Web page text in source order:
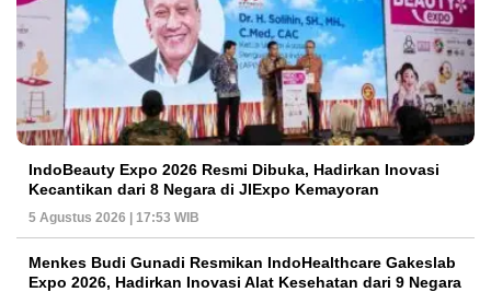
IndoBeauty Expo 2026 Resmi Dibuka, Hadirkan Inovasi
Kecantikan dari 8 Negara di JIExpo Kemayoran
5 Agustus 2026 | 17:53 WIB
Menkes Budi Gunadi Resmikan IndoHealthcare Gakeslab
Expo 2026, Hadirkan Inovasi Alat Kesehatan dari 9 Negara